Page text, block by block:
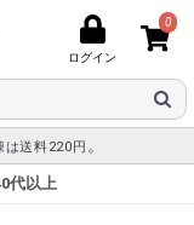
ログイン
0
は送料220円 。
代以上